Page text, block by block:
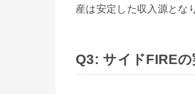
産は安定した収入源とな
Q3: サイドFIRE